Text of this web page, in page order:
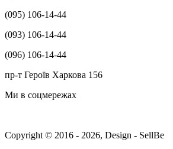
(095) 106-14-44
(093) 106-14-44
(096) 106-14-44
пр-т Героїв Харкова 156
Ми в соцмережах
Copyright © 2016 - 2026, Design - SellBe